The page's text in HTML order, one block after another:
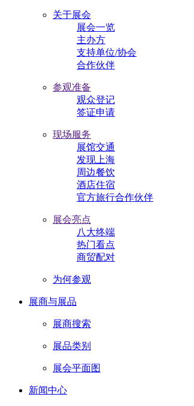
关于展会
展会一览
主办方
支持单位/协会
合作伙伴
参观准备
观众登记
签证申请
现场服务
展馆交通
发现上海
周边餐饮
酒店住宿
官方旅行合作伙伴
展会亮点
八大终端
热门看点
商贸配对
为何参观
展商与展品
展商搜索
展品类别
展会平面图
新闻中心